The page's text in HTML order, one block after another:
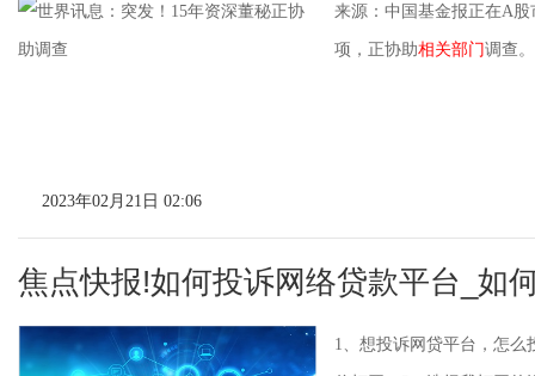
来源：中国基金报正在A
项，正协助相关部门调查
2023年02月21日 02:06
焦点快报!如何投诉网络贷款平台_如
1、想投诉网贷平台，怎